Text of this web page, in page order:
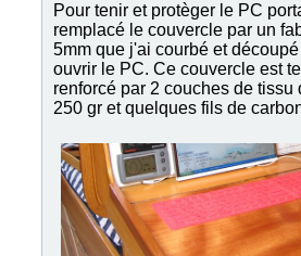
Pour tenir et protèger le PC
remplacé le couvercle par un
5mm que j'ai courbé et
ouvrir le PC. Ce couvercle est
renforcé par 2 couches de tissu
250 gr et quelques fils de